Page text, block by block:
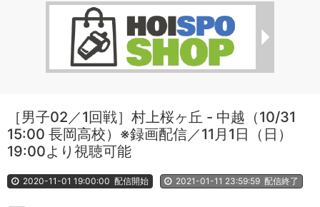
［男子02／1回戦］村上桜ヶ丘 - 中越（10/31
15:00 長岡高校）※録画配信／11月1日（日）
19:00より視聴可能
2020-11-01 19:00:00 配信開始 2021-01-11 23:59:59 配信終了